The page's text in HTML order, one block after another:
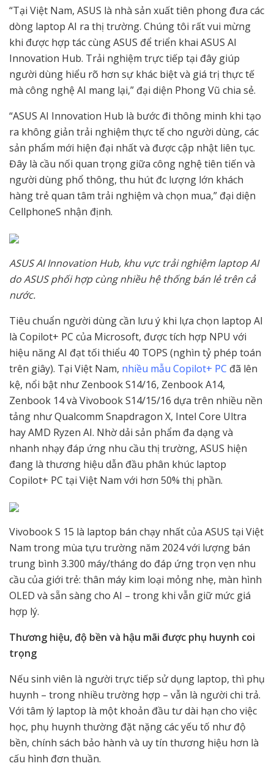
“Tại Việt Nam, ASUS là nhà sản xuất tiên phong đưa các
dòng laptop AI ra thị trường. Chúng tôi rất vui mừng
khi được hợp tác cùng ASUS để triển khai ASUS AI
Innovation Hub. Trải nghiệm trực tiếp tại đây giúp
người dùng hiểu rõ hơn sự khác biệt và giá trị thực tế
mà công nghệ AI mang lại,” đại diện Phong Vũ chia sẻ.
“ASUS AI Innovation Hub là bước đi thông minh khi tạo
ra không giản trải nghiệm thực tế cho người dùng, các
sản phẩm mới hiện đại nhất và được cập nhật liên tục.
Đây là cầu nối quan trọng giữa công nghệ tiên tiến và
người dùng phổ thông, thu hút đc lượng lớn khách
hàng trẻ quan tâm trải nghiệm và chọn mua,” đại diện
CellphoneS nhận định.
ASUS AI Innovation Hub, khu vực trải nghiệm laptop AI
do ASUS phối hợp cùng nhiều hệ thống bán lẻ trên cả
nước.
Tiêu chuẩn người dùng cần lưu ý khi lựa chọn laptop AI
là Copilot+ PC của Microsoft, được tích hợp NPU với
hiệu năng AI đạt tối thiểu 40 TOPS (nghìn tỷ phép toán
trên giây). Tại Việt Nam, nhiều mẫu Copilot+ PC đã lên
kệ, nổi bật như Zenbook S14/16, Zenbook A14,
Zenbook 14 và Vivobook S14/15/16 dựa trên nhiều nền
tảng như Qualcomm Snapdragon X, Intel Core Ultra
hay AMD Ryzen AI. Nhờ dải sản phẩm đa dạng và
nhanh nhạy đáp ứng nhu cầu thị trường, ASUS hiện
đang là thương hiệu dẫn đầu phân khúc laptop
Copilot+ PC tại Việt Nam với hơn 50% thị phần.
Vivobook S 15 là laptop bán chạy nhất của ASUS tại Việt
Nam trong mùa tựu trường năm 2024 với lượng bán
trung bình 3.300 máy/tháng do đáp ứng trọn vẹn nhu
cầu của giới trẻ: thân máy kim loại mỏng nhẹ, màn hình
OLED và sẵn sàng cho AI – trong khi vẫn giữ mức giá
hợp lý.
Thương hiệu, độ bền và hậu mãi được phụ huynh coi
trọng
Nếu sinh viên là người trực tiếp sử dụng laptop, thì phụ
huynh – trong nhiều trường hợp – vẫn là người chi trả.
Với tâm lý laptop là một khoản đầu tư dài hạn cho việc
học, phụ huynh thường đặt nặng các yếu tố như độ
bền, chính sách bảo hành và uy tín thương hiệu hơn là
cấu hình đơn thuần.